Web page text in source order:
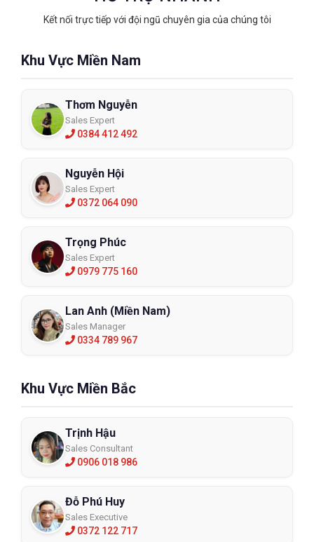
Kết nối trực tiếp với đội ngũ chuyên gia của chúng tôi
Khu Vực Miền Nam
Thơm Nguyễn
Sales Expert
0384 412 492
Nguyễn Hội
Sales Expert
0372 064 090
Trọng Phúc
Sales Expert
0979 775 160
Lan Anh (Miền Nam)
Sales Manager
0334 789 967
Khu Vực Miền Bắc
Trịnh Hậu
Sales Consultant
0906 018 986
Đỗ Phú Huy
Sales Executive
0372 122 717